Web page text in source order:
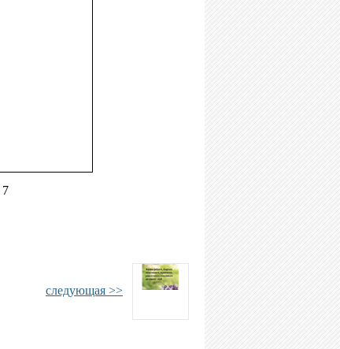
7
следующая >>